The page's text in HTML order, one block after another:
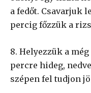
a fedőt. Csavarjuk
percig főzzük a
8. Helyezzük a
percre hideg,
szépen fel tudjon